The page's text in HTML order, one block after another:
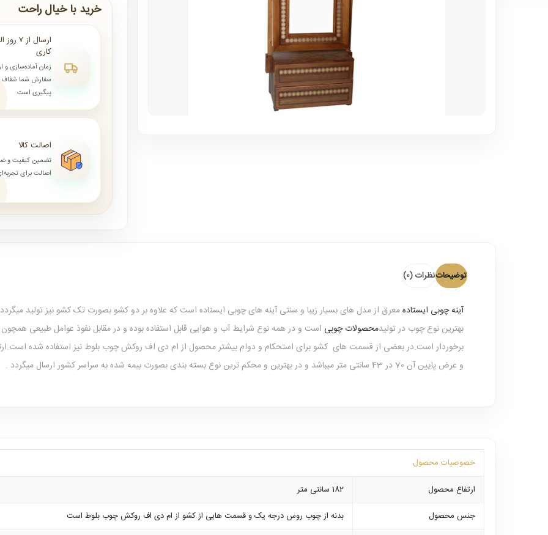
خرید با خیال راحت
کاری
زمان آماده‌سازی و
سفارش شما شفاف
پیگیری است
اصالت کالا
تضمین کیفیت و
اصالت برای
توضیحاتنظرات (0)
آینه چوبی ایستادهمعرق از مدل های بسیار زیبا و سنتی آینه های چوبی ایستاده است که علاوه بر دو کشو بصورت تک کشو نیز تولید
بهترین نوع چوب در تولیدمحصولات چوبی
برخوردار است.در بعضی از قسمت های کشو برای استحکام و دوام بیشتر محصول از ام دی اف روکش چوب بلوط نیز استفاده شده است.
و عرض پایین آن 70 در 43 سانتی متر میباشد و در بهترین و محکم ترین نوع بسته بندی بصورت بیمه شده به سراسر کشور ارسال میگردد .
خصوصیات محصول
ارتفاع محصول
182 سانتی متر
جنس محصول
بدنه از چوب روس درجه یک و قسمت هایی از کشو از ام دی اف روکش چوب بلوط است